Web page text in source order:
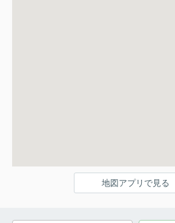
地図アプリで見る